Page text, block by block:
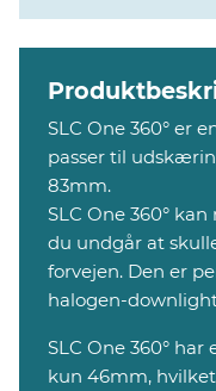
SLC One 360° er
passer til
83mm.
SLC One 360°
du undgår at
forvejen. Den er
halogen-
SLC One 360°
kun 46mm,